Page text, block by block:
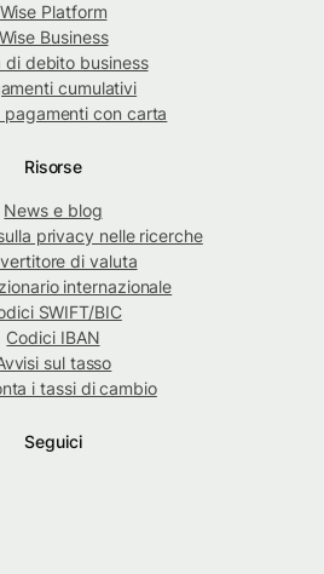
Wise Platform
Wise Business
di debito business
cumulativi
pagamenti con carta
Risorse
News e blog
privacy nelle ricerche
di valuta
internazionale
SWIFT/BIC
Codici IBAN
sul tasso
i tassi di cambio
Seguici